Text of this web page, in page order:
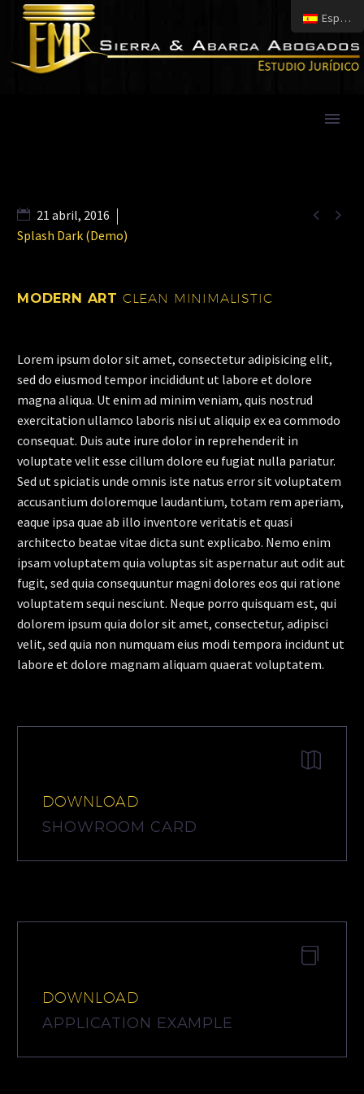
 
21 abril, 2016
Splash Dark (Demo)
MODERN ART CLEAN MINIMALISTIC
Lorem ipsum dolor sit amet, consectetur adipisicing elit,
sed do eiusmod tempor incididunt ut labore et dolore
magna aliqua. Ut enim ad minim veniam, quis nostrud
exercitation ullamco laboris nisi ut aliquip ex ea commodo
consequat. Duis aute irure dolor in reprehenderit in
voluptate velit esse cillum dolore eu fugiat nulla pariatur.
Sed ut spiciatis unde omnis iste natus error sit voluptatem
accusantium doloremque laudantium, totam rem aperiam,
eaque ipsa quae ab illo inventore veritatis et quasi
architecto beatae vitae dicta sunt explicabo. Nemo enim
ipsam voluptatem quia voluptas sit aspernatur aut odit aut
fugit, sed quia consequuntur magni dolores eos qui ratione
voluptatem sequi nesciunt. Neque porro quisquam est, qui
dolorem ipsum quia dolor sit amet, consectetur, adipisci
velit, sed quia non numquam eius modi tempora incidunt ut
labore et dolore magnam aliquam quaerat voluptatem.


DOWNLOAD
SHOWROOM CARD


DOWNLOAD
APPLICATION EXAMPLE
Español